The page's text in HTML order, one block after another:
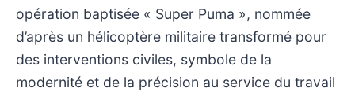
opération baptisée « Super Puma », nommée
d’après un hélicoptère militaire transformé pour
des interventions civiles, symbole de la
modernité et de la précision au service du travail